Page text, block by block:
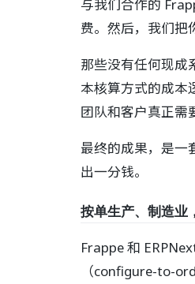
与我们合作的
费。然后，我们把
那些没有任何现
本核算方式的成本
团队和客户真正需
最终的成果，是
出一分钱。
按单生产、制造业
Frappe 和
（configure-to-